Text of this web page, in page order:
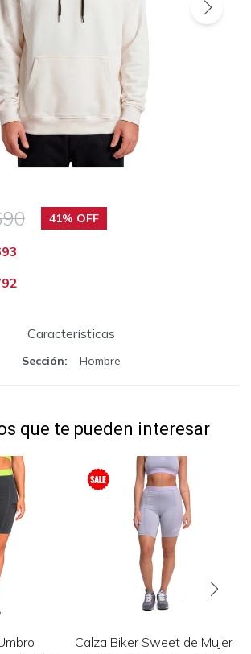
41
Características
Sección Hombre
que te pueden interesar
Calza Biker Sweet de Mujer